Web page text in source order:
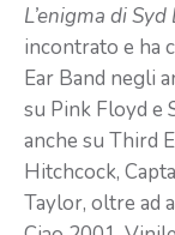
L’enigma di
incontrato e ha
Ear Band negli
su Pink Floyd e
anche su Third
Hitchcock,
Taylor, oltre ad